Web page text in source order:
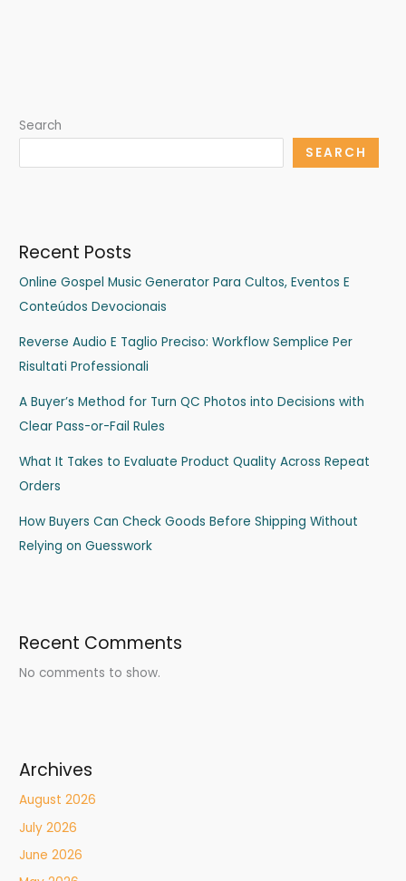
Search
SEARCH
Recent Posts
Online Gospel Music Generator Para Cultos, Eventos E
Conteúdos Devocionais
Reverse Audio E Taglio Preciso: Workflow Semplice Per
Risultati Professionali
A Buyer’s Method for Turn QC Photos into Decisions with
Clear Pass-or-Fail Rules
What It Takes to Evaluate Product Quality Across Repeat
Orders
How Buyers Can Check Goods Before Shipping Without
Relying on Guesswork
Recent Comments
No comments to show.
Archives
August 2026
July 2026
June 2026